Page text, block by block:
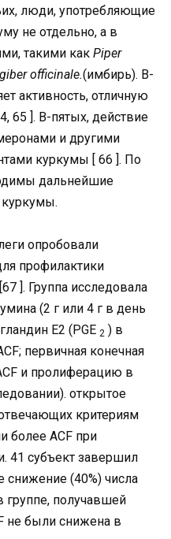
люди, употребляющие
не отдельно, а в
такими как Piper
officinale.(имбирь). В-
активность, отличную
65 ]. В-пятых, действие
и другими
куркумы [ 66 ]. По
дальнейшие
куркумы.
опробовали
профилактики
]. Группа исследовала
(2 г или 4 г в день
E2 (PGE 2 ) в
первичная конечная
и пролиферацию в
открытое
критериям
более ACF при
41 субъект завершил
снижение (40%) числа
группе, получавшей
не были снижена в